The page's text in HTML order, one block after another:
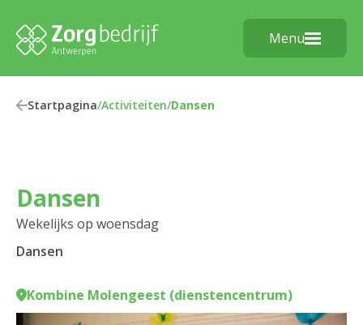
Menu
Startpagina/Activiteiten/Dansen
Dansen
Wekelijks op woensdag
Dansen
Kombine Molengeest (dienstencentrum)